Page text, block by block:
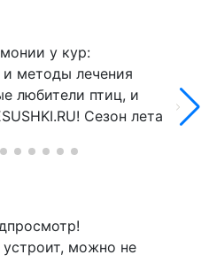
у кур:
методы лечения
любители птиц, и
Сезон лета
устроит, можно не